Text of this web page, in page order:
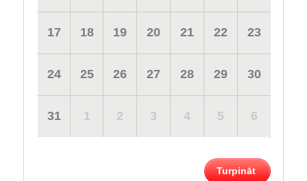
17 18 19 20 21 22 23
24 25 26 27 28 29 30
31 1 2 3 4 5 6
Turpināt